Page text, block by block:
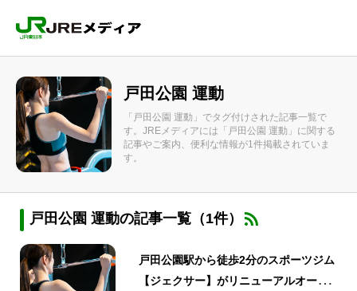
戸田公園 運動
「戸田公園 運動」でタグ付けされた記事一覧で
す。JREメディアには「戸田公園 運動」に関する
記事やご案内、便利な情報が1件掲載されていま
す。
戸田公園 運動の記事一覧（1件）
戸田公園駅から徒歩2分のスポーツジム
【ジェクサー】がリニューアルオープ